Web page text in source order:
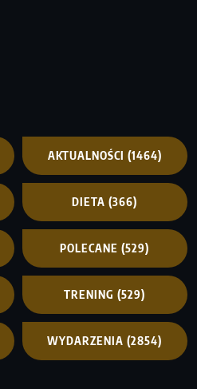
AKTUALNOŚCI (1464)
DIETA (366)
POLECANE (529)
TRENING (529)
WYDARZENIA (2854)